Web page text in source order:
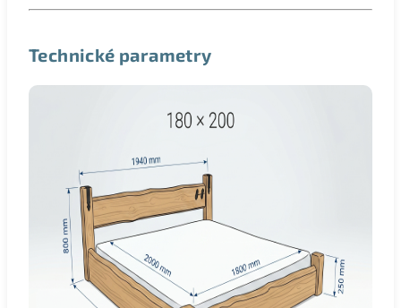
Technické parametry